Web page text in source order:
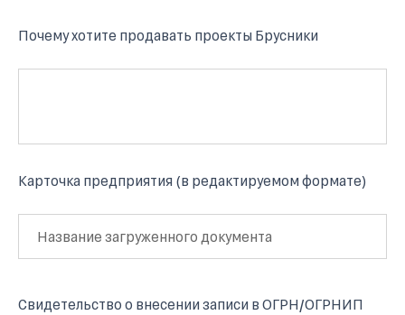
Почему хотите продавать проекты Брусники
Карточка предприятия (в редактируемом формате)
Название загруженного документа
Свидетельство о внесении записи в ОГРН/ОГРНИП